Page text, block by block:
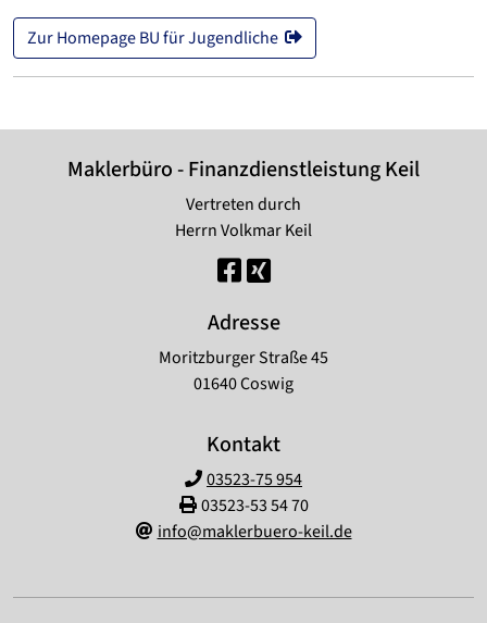
Zur Homepage BU für Jugendliche
Maklerbüro - Finanzdienstleistung Keil
Vertreten durch
Herrn Volkmar Keil
Adresse
Moritzburger Straße 45
01640 Coswig
Kontakt
03523-75 954
03523-53 54 70
info@maklerbuero-keil.de